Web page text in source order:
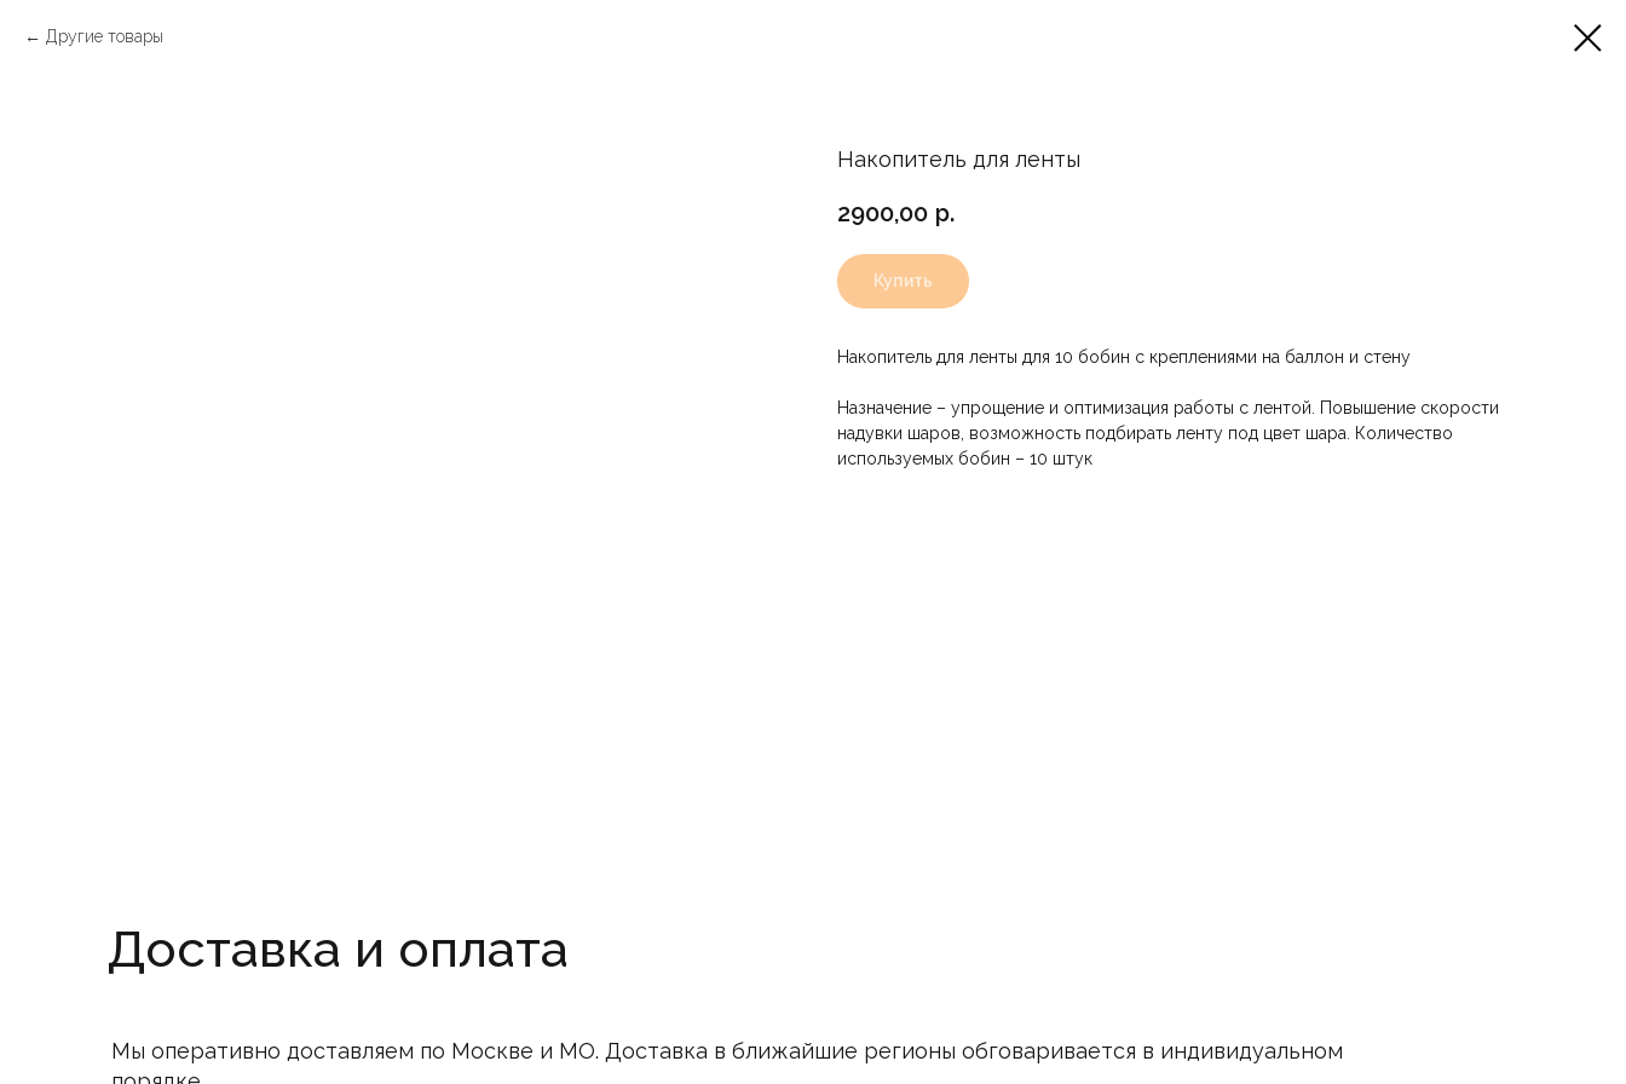
Другие товары
Накопитель для ленты
2900,00 р.
Купить
Накопитель для ленты для 10 бобин с креплениями на баллон и стену
Назначение – упрощение и оптимизация работы с лентой. Повышение скорости
надувки шаров, возможность подбирать ленту под цвет шара. Количество
используемых бобин – 10 штук
Доставка и оплата
Мы оперативно доставляем по Москве и МО. Доставка в ближайшие регионы обговаривается в индивидуальном